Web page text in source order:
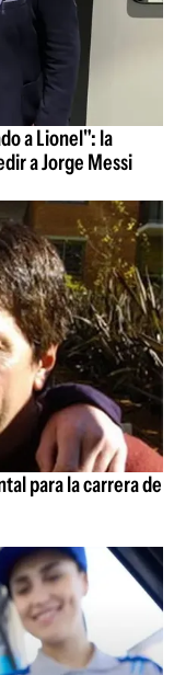
a Lionel": la
a Jorge Messi
para la carrera de